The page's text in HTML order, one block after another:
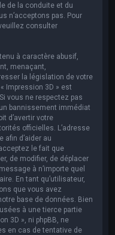
de la conduite et du
n’acceptons pas. Pour
consulter
à caractère abusif,
menaçant,
la législation de votre
Impression 3D » est
vous ne respectez pas
bannissement immédiat
d’avertir votre
officielles. L’adresse
d’aider au
le fait que
de modifier, de déplacer
à n’importe quel
En tant qu’utilisateur,
que vous avez
base de données. Bien
à une tierce partie
3D », ni phpBB, ne
en cas de tentative de